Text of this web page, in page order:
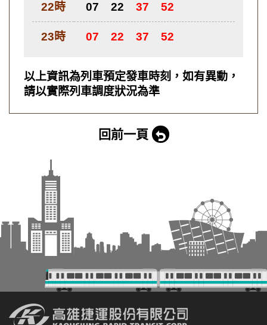
22時 07 22 37 52
23時 07 22 37 52
以上資訊為列車預定發車時刻，如有異動，
請以實際列車調度狀況為準
回前一頁